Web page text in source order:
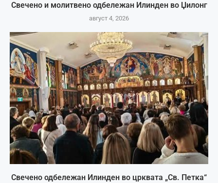
Свечено и молитвено одбележан Илинден во Џилонг
август 4, 2026
Свечено одбележан Илинден во црквата „Св. Петка“